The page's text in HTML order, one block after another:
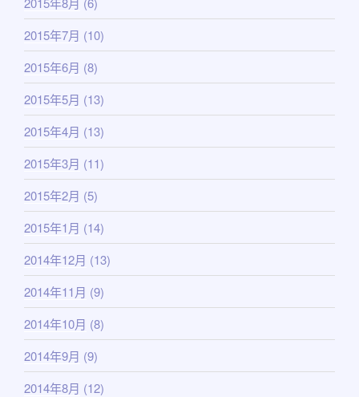
2015年7月 (10)
2015年6月 (8)
2015年5月 (13)
2015年4月 (13)
2015年3月 (11)
2015年2月 (5)
2015年1月 (14)
2014年12月 (13)
2014年11月 (9)
2014年10月 (8)
2014年9月 (9)
2014年8月 (12)